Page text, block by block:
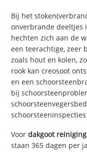
Bij het
onverbrande deeltjes
hechten zich aan de
een teerachtige, zeer
zoals hout en kolen,
rook kan creosoot
en een
bij
Voordakgoot reiniging
staan 365 dagen per